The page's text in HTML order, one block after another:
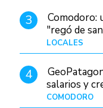
3
Comodoro:
"regó de
LOCALES
4
salarios y
COMODORO